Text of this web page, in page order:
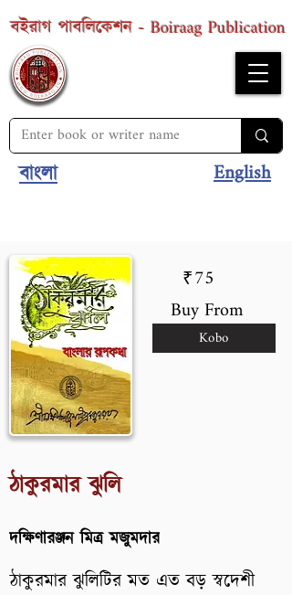
বইরাগ পাবলিকেশন - Boiraag Publication
বাংলা English
75
₹
Buy From
Kobo
ঠাকুরমার ঝুলি
দক্ষিণারঞ্জন মিত্র মজুমদার
ঠাকুরমার ঝুলিটির মত এত বড় স্বদেশী